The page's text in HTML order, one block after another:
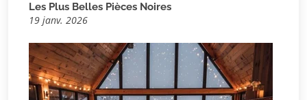
Les Plus Belles Pièces Noires
19 janv. 2026